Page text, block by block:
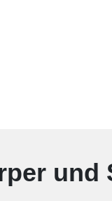
und